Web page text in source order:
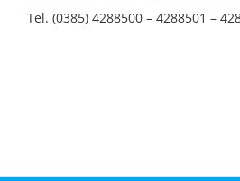
Tel. (0385) 4288500 – 4288501 –